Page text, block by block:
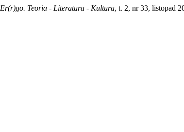
Er(r)go. Teoria - Literatura - Kultura, t. 2, nr 33, listopad